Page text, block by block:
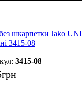
шкарпетки Jako UNI
3415-08
3415-08
грн